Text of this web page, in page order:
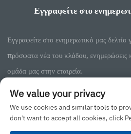
Εγγραφείτε στο
Εγγραφείτε στο ενημερωτικό μας δελτίο
πρόσφατα νέα του κλάδου, ενημερώσεις
ομάδα μας στην εταιρεία.
We value your privacy
We use cookies and similar tools to
don't want to accept all cookies, click